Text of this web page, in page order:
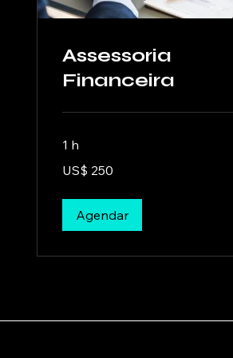
Assessoria
Financeira
1 h
Dólares
americanos
US$ 250
Agendar